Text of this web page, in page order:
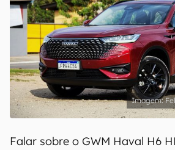
Falar sobre o GWM Haval H6